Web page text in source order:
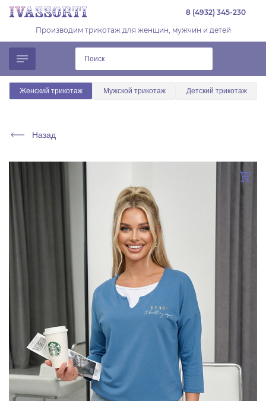
8 (4932) 345-230
Производим трикотаж для женщин, мужчин и детей
Женский трикотаж Мужской трикотаж Детский трикотаж
Назад